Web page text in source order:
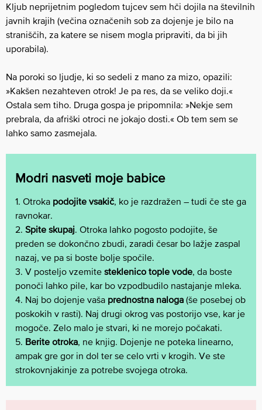
Kljub neprijetnim pogledom tujcev sem hči dojila na številnih
javnih krajih (večina označenih sob za dojenje je bilo na
straniščih, za katere se nisem mogla pripraviti, da bi jih
uporabila).
Na poroki so ljudje, ki so sedeli z mano za mizo, opazili:
»Kakšen nezahteven otrok! Je pa res, da se veliko doji.«
Ostala sem tiho. Druga gospa je pripomnila: »Nekje sem
prebrala, da afriški otroci ne jokajo dosti.« Ob tem sem se
lahko samo zasmejala.
Modri nasveti moje babice
1. Otroka podojite vsakič, ko je razdražen – tudi če ste ga
ravnokar.
2. Spite skupaj. Otroka lahko pogosto podojite, še
preden se dokončno zbudi, zaradi česar bo lažje zaspal
nazaj, ve pa si boste bolje spočile.
3. V posteljo vzemite steklenico tople vode, da boste
ponoči lahko pile, kar bo vzpodbudilo nastajanje mleka.
4. Naj bo dojenje vaša prednostna naloga (še posebej ob
poskokih v rasti). Naj drugi okrog vas postorijo vse, kar je
mogoče. Zelo malo je stvari, ki ne morejo počakati.
5. Berite otroka, ne knjig. Dojenje ne poteka linearno,
ampak gre gor in dol ter se celo vrti v krogih. Ve ste
strokovnjakinje za potrebe svojega otroka.